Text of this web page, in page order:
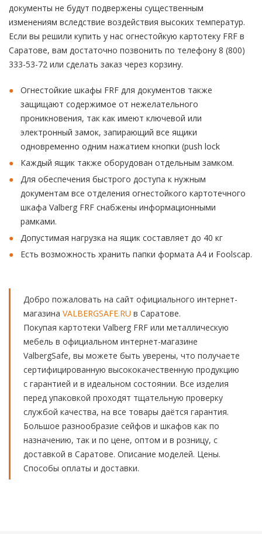
документы не будут подвержены существенным
изменениям вследствие воздействия высоких температур.
Если вы решили купить у нас огнестойкую картотеку FRF в
Саратове, вам достаточно позвонить по телефону 8 (800)
333-53-72 или сделать заказ через корзину.
Огнестойкие шкафы FRF для документов также
защищают содержимое от нежелательного
проникновения, так как имеют ключевой или
электронный замок, запирающий все ящики
одновременно одним нажатием кнопки (push lock
Каждый ящик также оборудован отдельным замком.
Для обеспечения быстрого доступа к нужным
документам все отделения огнестойкого картотечного
шкафа Valberg FRF снабжены информационными
рамками.
Допустимая нагрузка на ящик составляет до 40 кг
Есть возможность хранить папки формата А4 и Foolscap.
Добро пожаловать на сайт официального интернет-
магазина VALBERGSAFE.RU в Саратове.
Покупая картотеки Valberg FRF или металлическую
мебель в официальном интернет-магазине
ValbergSafe, вы можете быть уверены, что получаете
сертифицированную высококачественную продукцию
с гарантией и в идеальном состоянии. Все изделия
перед упаковкой проходят тщательную проверку
службой качества, на все товары даётся гарантия.
Большое разнообразие сейфов и шкафов как по
назначению, так и по цене, оптом и в розницу, с
доставкой в Саратове. Описание моделей. Цены.
Способы оплаты и доставки.